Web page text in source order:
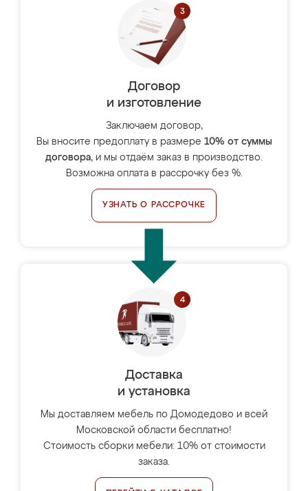
Договор
и изготовление
Заключаем договор,
Вы вносите предоплату в размере 10% от суммы
договора, и мы отдаём заказ в производство.
Возможна оплата в рассрочку без %.
УЗНАТЬ О РАССРОЧКЕ
Доставка
и установка
Мы доставляем мебель по Домодедово и всей
Московской области бесплатно!
Стоимость сборки мебели: 10% от стоимости
заказа.